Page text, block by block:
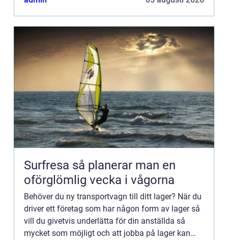
Surfresa så planerar man en
oförglömlig vecka i vågorna
Behöver du ny transportvagn till ditt lager? När du
driver ett företag som har någon form av lager så
vill du givetvis underlätta för din anställda så
mycket som möjligt och att jobba på lager kan